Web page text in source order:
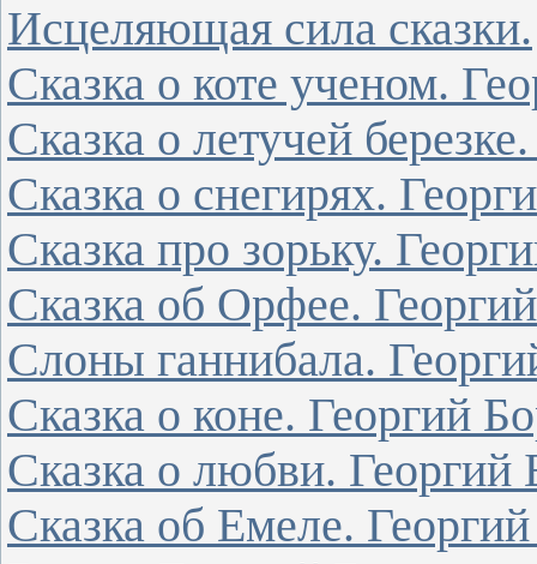
Исцеляющая сила сказки.
Сказка о коте ученом.
Сказка о летучей
Сказка о снегирях.
Сказка про зорьку.
Сказка об Орфее.
Слоны ганнибала.
Сказка о коне. Георгий
Сказка о любви. Георгий
Сказка об Емеле.